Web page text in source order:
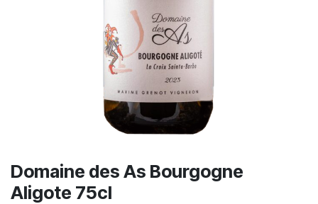
Domaine des As Bourgogne
Aligote 75cl